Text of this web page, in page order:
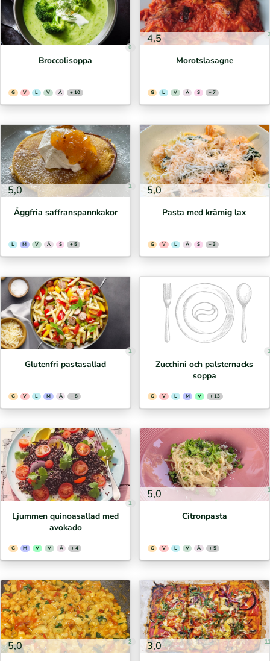
0
Broccolisoppa
G V L V Ä + 10
4,5
Morotslasagne
G L V Ä S + 7
5,0 1
Äggfria saffranspannkakor
L M V Ä S + 5
5,0
Pasta med krämig lax
G V L Ä S + 3
1
Glutenfri pastasallad
G V L M Ä + 8
Zucchini och palsternacks
soppa
G V L M V + 13
1
Ljummen quinoasallad med
avokado
G M V V Ä + 4
5,0
Citronpasta
G V L V Ä + 5
5,0 2 3,0